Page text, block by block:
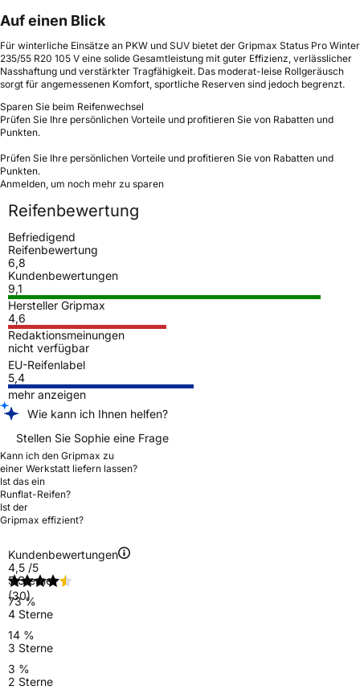
Auf einen Blick
Für winterliche Einsätze an PKW und SUV bietet der Gripmax Status Pro Winter
235/55 R20 105 V eine solide Gesamtleistung mit guter Effizienz, verlässlicher
Nasshaftung und verstärkter Tragfähigkeit. Das moderat-leise Rollgeräusch
sorgt für angemessenen Komfort, sportliche Reserven sind jedoch begrenzt.
Sparen Sie beim Reifenwechsel
Prüfen Sie Ihre persönlichen Vorteile und profitieren Sie von Rabatten und
Punkten.
Prüfen Sie Ihre persönlichen Vorteile und profitieren Sie von Rabatten und
Punkten.
Anmelden, um noch mehr zu sparen
Reifenbewertung
Befriedigend
Reifenbewertung
6,8
Kundenbewertungen
9,1
Hersteller Gripmax
4,6
Redaktionsmeinungen
nicht verfügbar
EU-Reifenlabel
5,4
mehr anzeigen
Wie kann ich Ihnen helfen?
Stellen Sie Sophie eine Frage
Kann ich den Gripmax zu
einer Werkstatt liefern lassen?
Ist das ein
Runflat-Reifen?
Ist der
Gripmax effizient?
Kundenbewertungen
4,5 /5
(30)
5 Sterne
73 %
4 Sterne
14 %
3 Sterne
3 %
2 Sterne